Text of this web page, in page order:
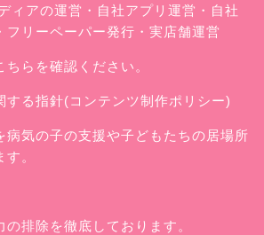
ィアの運営・自社アプリ運営・自社
フリーペーパー発行・実店舗運営
らを確認ください。
する指針(コンテンツ制作ポリシー)
病気の子の支援や子どもたちの居場所
。
排除を徹底しております。